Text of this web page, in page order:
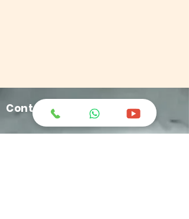
Contact Us